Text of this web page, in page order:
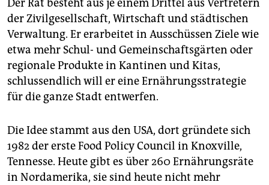
Der Rat besteht aus je einem Drittel aus Vertretern
der Zivilgesellschaft, Wirtschaft und städtischen
Verwaltung. Er erarbeitet in Ausschüssen Ziele wie
etwa mehr Schul- und Gemeinschaftsgärten oder
regionale Produkte in Kantinen und Kitas,
schlussendlich will er eine Ernährungsstrategie
für die ganze Stadt entwerfen.
Die Idee stammt aus den USA, dort gründete sich
1982 der erste Food Policy Council in Knoxville,
Tennesse. Heute gibt es über 260 Ernährungsräte
in Nordamerika, sie sind heute nicht mehr